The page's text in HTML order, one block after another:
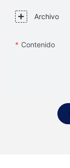
Archivo
Contenido